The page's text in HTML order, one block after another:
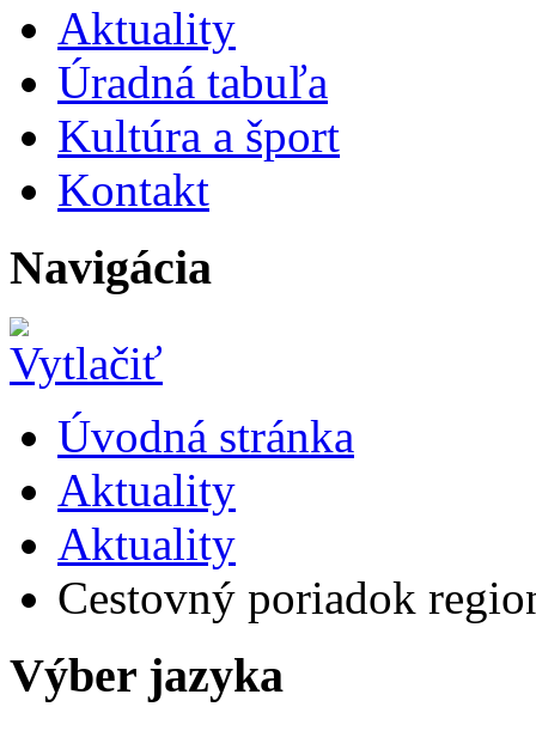
Aktuality
Úradná tabuľa
Kultúra a šport
Kontakt
Navigácia
Úvodná stránka
Aktuality
Aktuality
Cestovný poriadok
Výber jazyka